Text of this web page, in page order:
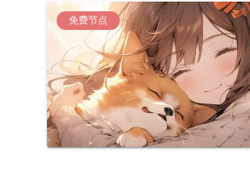
免费节点